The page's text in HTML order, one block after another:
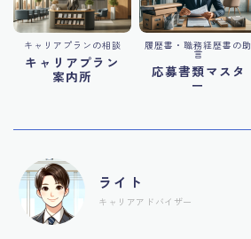
キャリアプランの相談
キャリアプラン
案内所
履歴書・職務経歴書の助
言
応募書類マスタ
ー
ライト
キャリアアドバイザー